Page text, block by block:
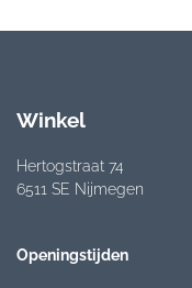
Winkel
Hertogstraat 74
6511 SE Nijmegen
Openingstijden